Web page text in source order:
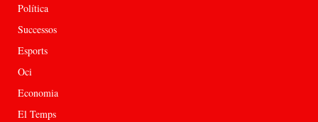
Política
Successos
Esports
Oci
Economia
El Temps